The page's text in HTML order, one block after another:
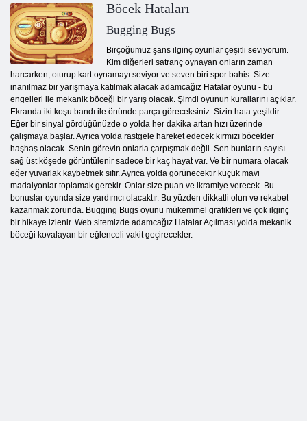
Böcek Hataları
Bugging Bugs
Birçoğumuz şans ilginç oyunlar çeşitli seviyorum.
Kim diğerleri satranç oynayan onların zaman
harcarken, oturup kart oynamayı seviyor ve seven biri spor bahis. Size
inanılmaz bir yarışmaya katılmak alacak adamcağız Hatalar oyunu - bu
engelleri ile mekanik böceği bir yarış olacak. Şimdi oyunun kurallarını açıklar.
Ekranda iki koşu bandı ile önünde parça göreceksiniz. Sizin hata yeşildir.
Eğer bir sinyal gördüğünüzde o yolda her dakika artan hızı üzerinde
çalışmaya başlar. Ayrıca yolda rastgele hareket edecek kırmızı böcekler
haşhaş olacak. Senin görevin onlarla çarpışmak değil. Sen bunların sayısı
sağ üst köşede görüntülenir sadece bir kaç hayat var. Ve bir numara olacak
eğer yuvarlak kaybetmek sıfır. Ayrıca yolda görünecektir küçük mavi
madalyonlar toplamak gerekir. Onlar size puan ve ikramiye verecek. Bu
bonuslar oyunda size yardımcı olacaktır. Bu yüzden dikkatli olun ve rekabet
kazanmak zorunda. Bugging Bugs oyunu mükemmel grafikleri ve çok ilginç
bir hikaye izlenir. Web sitemizde adamcağız Hatalar Açılması yolda mekanik
böceği kovalayan bir eğlenceli vakit geçirecekler.